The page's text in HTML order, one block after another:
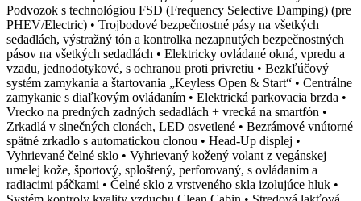
Podvozok s technológiou FSD (Frequency Selective Damping) (pre
PHEV/Electric) • Trojbodové bezpečnostné pásy na všetkých
sedadlách, výstražný tón a kontrolka nezapnutých bezpečnostných
pásov na všetkých sedadlách • Elektricky ovládané okná, vpredu a
vzadu, jednodotykové, s ochranou proti privretiu • Bezkľúčový
systém zamykania a štartovania „Keyless Open & Start“ • Centrálne
zamykanie s diaľkovým ovládaním • Elektrická parkovacia brzda •
Vrecko na predných zadných sedadlách + vrecká na smartfón •
Zrkadlá v slnečných clonách, LED osvetlené • Bezrámové vnútorné
spätné zrkadlo s automatickou clonou • Head-Up displej •
Vyhrievané čelné sklo • Vyhrievaný kožený volant z vegánskej
umelej kože, športový, sploštený, perforovaný, s ovládaním a
radiacimi páčkami • Čelné sklo z vrstveného skla izolujúce hluk •